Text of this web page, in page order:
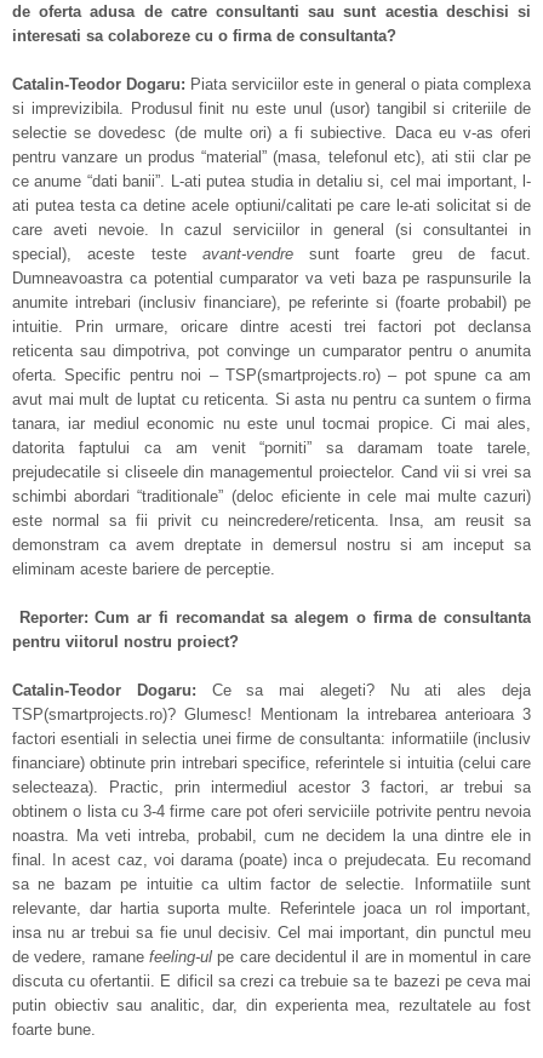
de oferta adusa de catre consultanti sau sunt acestia deschisi si
interesati sa colaboreze cu o firma de consultanta?
Catalin-Teodor Dogaru: Piata serviciilor este in general o piata complexa
si imprevizibila. Produsul finit nu este unul (usor) tangibil si criteriile de
selectie se dovedesc (de multe ori) a fi subiective. Daca eu v-as oferi
pentru vanzare un produs “material” (masa, telefonul etc), ati stii clar pe
ce anume “dati banii”. L-ati putea studia in detaliu si, cel mai important, l-
ati putea testa ca detine acele optiuni/calitati pe care le-ati solicitat si de
care aveti nevoie. In cazul serviciilor in general (si consultantei in
special), aceste teste avant-vendresunt foarte greu de facut.
Dumneavoastra ca potential cumparator va veti baza pe raspunsurile la
anumite intrebari (inclusiv financiare), pe referinte si (foarte probabil) pe
intuitie. Prin urmare, oricare dintre acesti trei factori pot declansa
reticenta sau dimpotriva, pot convinge un cumparator pentru o anumita
oferta. Specific pentru noi – TSP(smartprojects.ro) – pot spune ca am
avut mai mult de luptat cu reticenta. Si asta nu pentru ca suntem o firma
tanara, iar mediul economic nu este unul tocmai propice. Ci mai ales,
datorita faptului ca am venit “porniti” sa daramam toate tarele,
prejudecatile si cliseele din managementul proiectelor. Cand vii si vrei sa
schimbi abordari “traditionale” (deloc eficiente in cele mai multe cazuri)
este normal sa fii privit cu neincredere/reticenta. Insa, am reusit sa
demonstram ca avem dreptate in demersul nostru si am inceput sa
eliminam aceste bariere de perceptie.
Reporter: Cum ar fi recomandat sa alegem o firma de consultanta
pentru viitorul nostru proiect?
Catalin-Teodor Dogaru: Ce sa mai alegeti? Nu ati ales deja
TSP(smartprojects.ro)? Glumesc! Mentionam la intrebarea anterioara 3
factori esentiali in selectia unei firme de consultanta: informatiile (inclusiv
financiare) obtinute prin intrebari specifice, referintele si intuitia (celui care
selecteaza). Practic, prin intermediul acestor 3 factori, ar trebui sa
obtinem o lista cu 3-4 firme care pot oferi serviciile potrivite pentru nevoia
noastra. Ma veti intreba, probabil, cum ne decidem la una dintre ele in
final. In acest caz, voi darama (poate) inca o prejudecata. Eu recomand
sa ne bazam pe intuitie ca ultim factor de selectie. Informatiile sunt
relevante, dar hartia suporta multe. Referintele joaca un rol important,
insa nu ar trebui sa fie unul decisiv. Cel mai important, din punctul meu
de vedere, ramane feeling-ul pe care decidentul il are in momentul in care
discuta cu ofertantii. E dificil sa crezi ca trebuie sa te bazezi pe ceva mai
putin obiectiv sau analitic, dar, din experienta mea, rezultatele au fost
foarte bune.